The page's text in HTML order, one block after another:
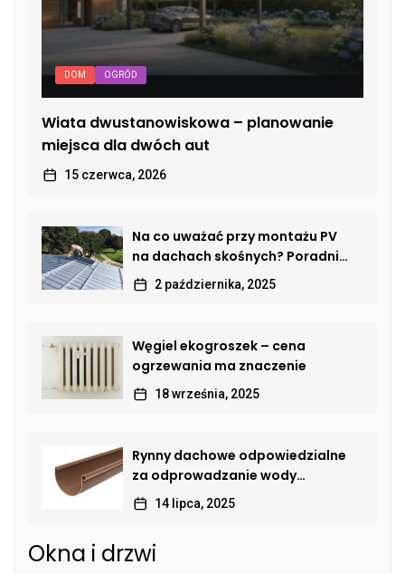
DOM OGRÓD
Wiata dwustanowiskowa – planowanie
miejsca dla dwóch aut
15 czerwca, 2026
Na co uważać przy montażu PV
na dachach skośnych? Poradnik
dla właścicieli domów
2 października, 2025
Węgiel ekogroszek – cena
ogrzewania ma znaczenie
18 września, 2025
Rynny dachowe odpowiedzialne
za odprowadzanie wody
deszczowej
14 lipca, 2025
Okna i drzwi